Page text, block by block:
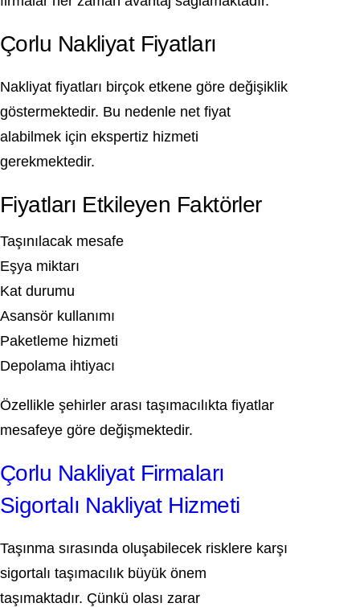
Çorlu Nakliyat Fiyatları
Nakliyat fiyatları birçok etkene göre değişiklik
göstermektedir. Bu nedenle net fiyat
alabilmek için ekspertiz hizmeti
gerekmektedir.
Fiyatları Etkileyen Faktörler
Taşınılacak mesafe
Eşya miktarı
Kat durumu
Asansör kullanımı
Paketleme hizmeti
Depolama ihtiyacı
Özellikle şehirler arası taşımacılıkta fiyatlar
mesafeye göre değişmektedir.
Çorlu Nakliyat Firmaları
Sigortalı Nakliyat Hizmeti
Taşınma sırasında oluşabilecek risklere karşı
sigortalı taşımacılık büyük önem
taşımaktadır. Çünkü olası zarar